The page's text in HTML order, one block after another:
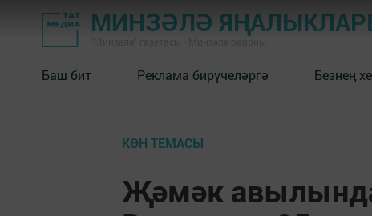
МИНЗӘЛӘ
Баш бит Реклама бирүчеләргә Безнең
КӨН ТЕМАСЫ
Җәмәк